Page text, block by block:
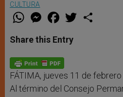
CULTURA
W
t
s
p
p
M
e
s
e
g
e
r
F
a
e
b
o
k
w
Share this Entry
FÁTIMA, jueves 11 de
Al término del Consejo